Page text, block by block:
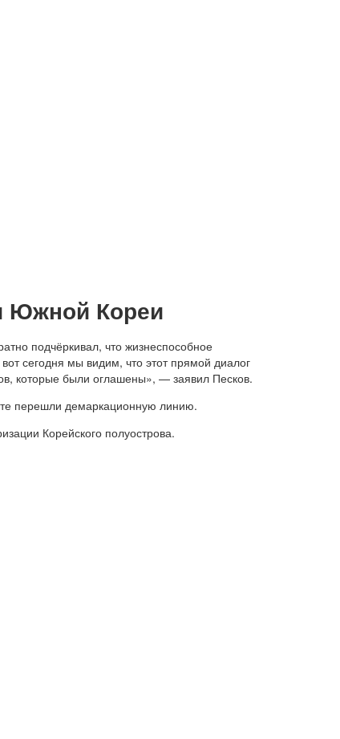
Южной Кореи
подчёркивал, что жизнеспособное
сегодня мы видим, что этот прямой диалог
которые были оглашены», — заявил Песков.
перешли демаркационную линию.
Корейского полуострова.